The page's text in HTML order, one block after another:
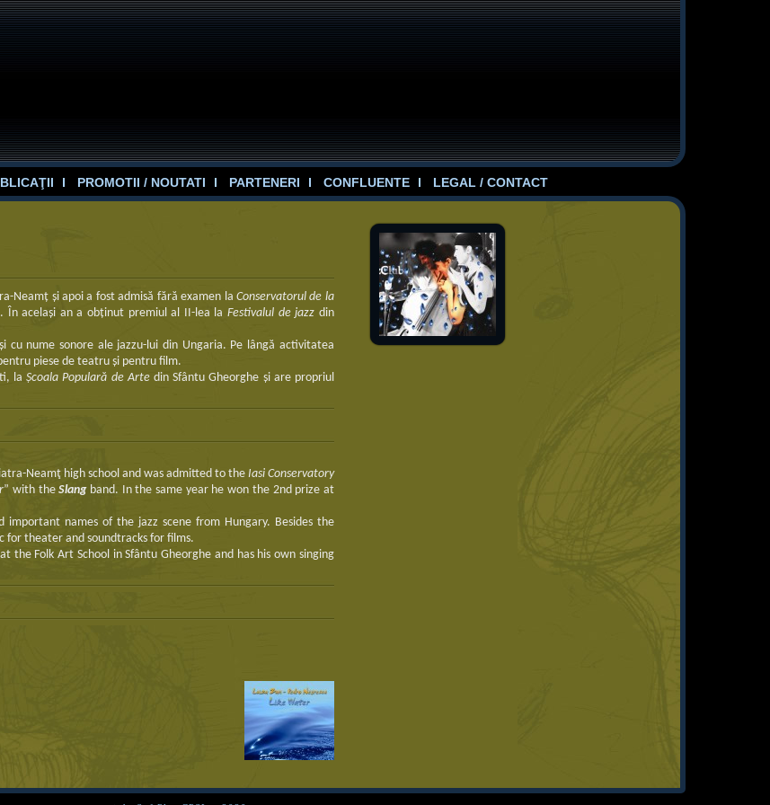
PROMOTII / NOUTATI PARTENERI CONFLUENTE LEGAL / CONTACT
Neamț şi apoi a fost admisă fără examen laConservatorul de la
. În acelaşi an a obţinut premiul al II-lea laFestivalul de jazz din
nume sonore ale jazzu-lui din Ungaria. Pe lângă activitatea
piese de teatru şi pentru film.
laȘcoala Populară de Artedin Sfântu Gheorghe şi are propriul
Neamţ high school and was admitted to the Iasi Conservatory
” with theSlangband. In the same year he won the 2nd prize at
names of the jazz scene from Hungary. Besides the
for theater and soundtracks for films.
the Folk Art School in Sfântu Gheorghe and has his own singing